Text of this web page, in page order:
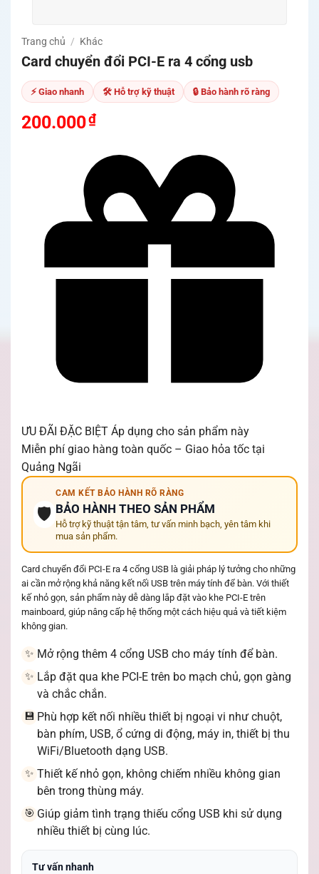
Trang chủ / Khác
Card chuyển đổi PCI-E ra 4 cổng usb
⚡ Giao nhanh 🛠 Hỗ trợ kỹ thuật 🔒 Bảo hành rõ ràng
200.000₫
ƯU ĐÃI ĐẶC BIỆT Áp dụng cho sản phẩm này
Miễn phí giao hàng toàn quốc – Giao hỏa tốc tại
Quảng Ngãi
🛡️
CAM KẾT BẢO HÀNH RÕ RÀNG
BẢO HÀNH THEO SẢN PHẨM
Hỗ trợ kỹ thuật tận tâm, tư vấn minh bạch, yên tâm khi
mua sản phẩm.
Card chuyển đổi PCI-E ra 4 cổng USB là giải pháp lý tưởng cho những
ai cần mở rộng khả năng kết nối USB trên máy tính để bàn. Với thiết
kế nhỏ gọn, sản phẩm này dễ dàng lắp đặt vào khe PCI-E trên
mainboard, giúp nâng cấp hệ thống một cách hiệu quả và tiết kiệm
không gian.
✨ Mở rộng thêm 4 cổng USB cho máy tính để bàn.
✨ Lắp đặt qua khe PCI-E trên bo mạch chủ, gọn gàng
và chắc chắn.
💾 Phù hợp kết nối nhiều thiết bị ngoại vi như chuột,
bàn phím, USB, ổ cứng di động, máy in, thiết bị thu
WiFi/Bluetooth dạng USB.
✨ Thiết kế nhỏ gọn, không chiếm nhiều không gian
bên trong thùng máy.
🎯 Giúp giảm tình trạng thiếu cổng USB khi sử dụng
nhiều thiết bị cùng lúc.
Tư vấn nhanh